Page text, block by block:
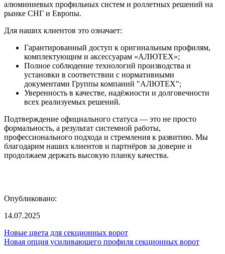
алюминиевых профильных систем и роллетных решений на
рынке СНГ и Европы.
Для наших клиентов это означает:
Гарантированный доступ к оригинальным профилям,
комплектующим и аксессуарам «АЛЮТЕХ»;
Полное соблюдение технологий производства и
установки в соответствии с нормативными
документами Группы компаний "АЛЮТЕХ";
Уверенность в качестве, надёжности и долговечности
всех реализуемых решений.
Подтверждение официального статуса — это не просто
формальность, а результат системной работы,
профессионального подхода и стремления к развитию. Мы
благодарим наших клиентов и партнёров за доверие и
продолжаем держать высокую планку качества.
Опубликовано:
14.07.2025
Новые цвета для секционных ворот
Новая опция усиливающего профиля секционных ворот